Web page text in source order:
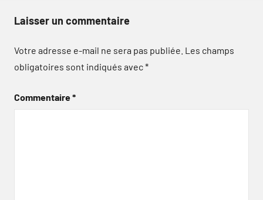
Laisser un commentaire
Votre adresse e-mail ne sera pas publiée. Les champs
obligatoires sont indiqués avec*
Commentaire*